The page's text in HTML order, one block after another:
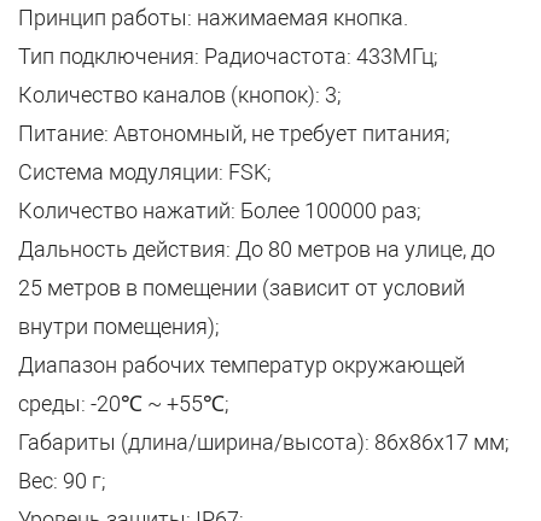
Принцип работы: нажимаемая кнопка.
Тип подключения: Радиочастота: 433МГц;
Количество каналов (кнопок): 3;
Питание: Автономный, не требует питания;
Система модуляции: FSK;
Количество нажатий: Более 100000 раз;
Дальность действия: До 80 метров на улице, до
25 метров в помещении (зависит от условий
внутри помещения);
Диапазон рабочих температур окружающей
среды: -20℃ ~ +55℃;
Габариты (длина/ширина/высота): 86х86х17 мм;
Вес: 90 г;